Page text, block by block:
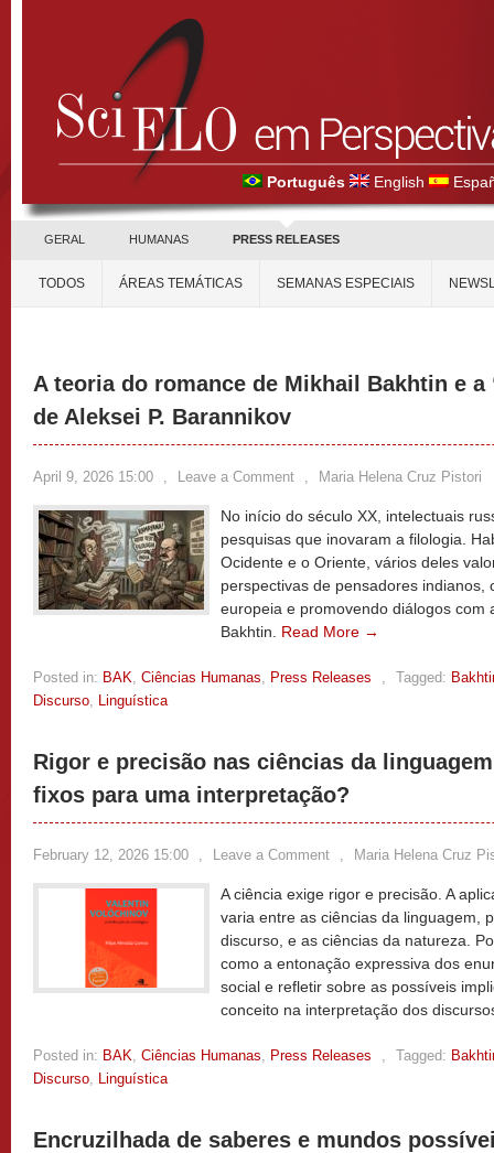
Português English
GERAL HUMANAS PRESS RELEASES
TODOS ÁREAS TEMÁTICAS SEMANAS ESPECIAIS
A teoria do romance de Mikhail Bakhtin e
de Aleksei P. Barannikov
April 9, 2026 15:00 , Leave a Comment , Maria Helena Cruz Pistori
No início do século XX, intelectuais
pesquisas que inovaram a filologia.
Ocidente e o Oriente, vários deles
perspectivas de pensadores indianos,
europeia e promovendo diálogos com
Bakhtin. Read More →
Posted in: BAK, Ciências Humanas, Press Releases , Tagged:
Discurso, Linguística
Rigor e precisão nas ciências da
fixos para uma interpretação?
February 12, 2026 15:00 , Leave a Comment , Maria Helena Cruz
A ciência exige rigor e precisão. A
varia entre as ciências da linguagem,
discurso, e as ciências da natureza.
como a entonação expressiva dos
social e refletir sobre as possíveis
conceito na interpretação dos
Posted in: BAK, Ciências Humanas, Press Releases , Tagged:
Discurso, Linguística
Encruzilhada de saberes e mundos